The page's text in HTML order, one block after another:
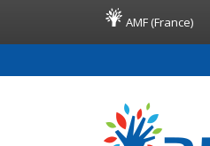
AMF (France)